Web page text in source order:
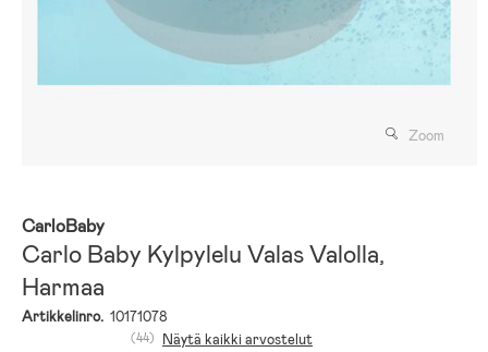
Zoom
CarloBaby
Carlo Baby Kylpylelu Valas Valolla,
Harmaa
Artikkelinro. 10171078
(44) Näytä kaikki arvostelut